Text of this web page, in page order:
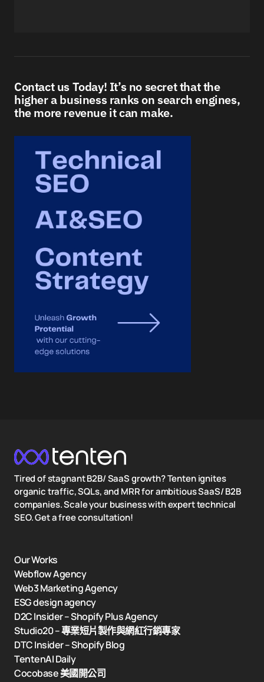
Contact us Today! It’s no secret that the
higher a business ranks on search engines,
the more revenue it can make.
Tired of stagnant B2B/ SaaS growth? Tenten ignites
organic traffic, SQLs, and MRR for ambitious SaaS/ B2B
companies. Scale your business with expert technical
SEO. Get a free consultation!
Our Works
Webflow Agency
Web3 Marketing Agency
ESG design agency
D2C Insider – Shopify Plus Agency
Studio20 – 專業短片製作與網紅行銷專家
DTC Insider – Shopify Blog
TentenAI Daily
Cocobase 美國開公司